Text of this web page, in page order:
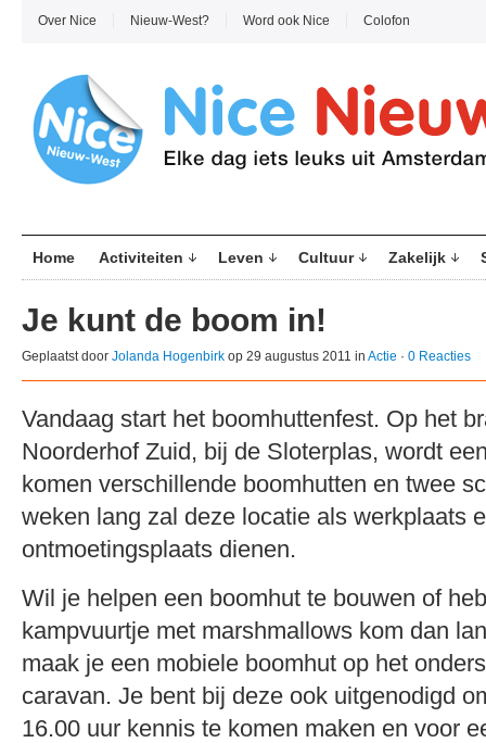
Over Nice Nieuw-West? Word ook Nice Colofon
Home Activiteiten Leven Cultuur Zakelijk
Je kunt de boom in!
Geplaatst door Jolanda Hogenbirk op 29 augustus 2011 in Actie · 0 Reacties
Vandaag start het boomhuttenfest. Op het
Noorderhof Zuid, bij de Sloterplas, wordt
komen verschillende boomhutten en twee
weken lang zal deze locatie als werkplaats
ontmoetingsplaats dienen.
Wil je helpen een boomhut te bouwen of
kampvuurtje met marshmallows kom dan
maak je een mobiele boomhut op het
caravan. Je bent bij deze ook uitgenodigd
16.00 uur kennis te komen maken en voor